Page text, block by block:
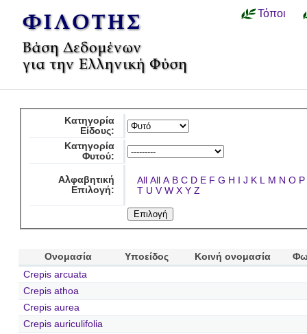
Τόποι
Κατηγορία
Είδους:
Κατηγορία
Φυτού:
Αλφαβητική
Επιλογή:
All All A B C D E F G H I J K L M N O P
T U V W X Y Z
Ονομασία Υποείδος Κοινή ονομασία
Crepis arcuata
Crepis athoa
Crepis aurea
Crepis auriculifolia